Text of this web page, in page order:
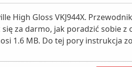
High Gloss VKJ944X.
za darmo, jak poradzić sobie z
1.6 MB. Do tej pory instrukcja